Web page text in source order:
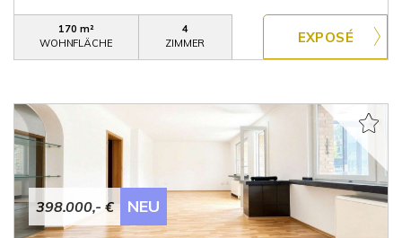
170 m²
WOHNFLÄCHE
4
ZIMMER
398.000,- € NEU